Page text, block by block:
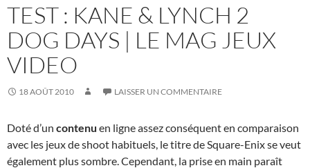
TEST : KANE & LYNCH 2
DOG DAYS | LE MAG JEUX
VIDEO
18 AOÛT 2010 LAISSER UN COMMENTAIRE
Doté d’un contenu en ligne assez conséquent en comparaison
avec les jeux de shoot habituels, le titre de Square-Enix se veut
également plus sombre. Cependant, la prise en main paraît